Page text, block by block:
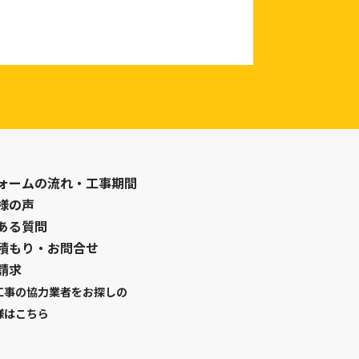
ームの流れ・工事期間
の声
る質問
もり・お問合せ
求
事の協力業者をお探しの
はこちら